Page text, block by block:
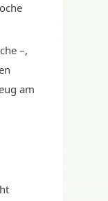
–,
am